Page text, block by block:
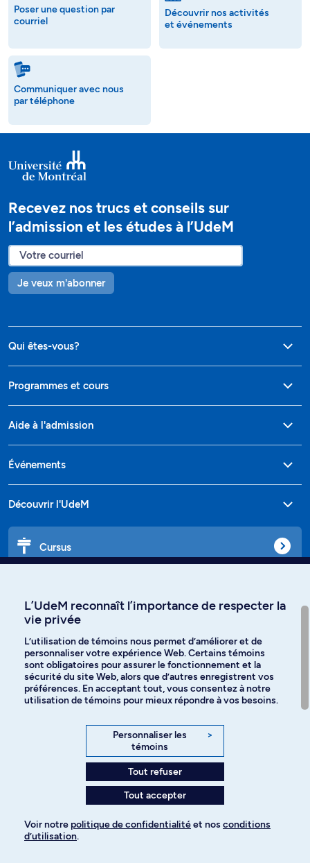
Poser une question par
courriel
Découvrir nos activités
et événements
Communiquer avec nous
par téléphone
Recevez nos trucs et conseils sur
l’admission et les études à l’UdeM
Je veux m'abonner
Qui êtes-vous?
Programmes et cours
Aide à l'admission
Événements
Découvrir l'UdeM
Cursus
Langues
Facebook Instagram
YouTube
Politique de confidentialité
L’UdeM reconnaît l’importance de respecter la
vie privée
L’utilisation de témoins nous permet d’améliorer et de
personnaliser votre expérience Web. Certains témoins
sont obligatoires pour assurer le fonctionnement et la
sécurité du site Web, alors que d’autres enregistrent vos
préférences. En acceptant tout, vous consentez à notre
utilisation de témoins pour mieux répondre à vos besoins.
Personnaliser les
témoins
>
Tout refuser
Tout accepter
Voir notre politique de confidentialitéet nos conditions
d’utilisation.